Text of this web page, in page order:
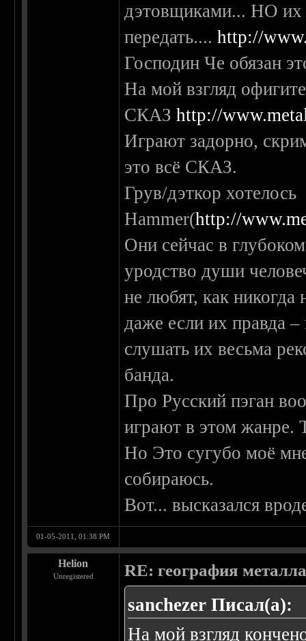
дэтовщиками... НО их
передать....http://
Господин Че обязан
На мой взгляд
СКАЗhttp://
Играют задорно,
это всё СКАЗ.
Грув/дэткор
Hammer(http://
Они сейчас в
уродство души
не любят, как
даже если их правда
слушать их весьма
банда.
Про Русский пэган
играют в этом жанре.
Но Это сугубо моё
собираюсь.
Вот... высказался
01-05-2011, 01:38 PM
Helion
Unregistered RE: география
sanchezer Писал(а):
На мой взгляд